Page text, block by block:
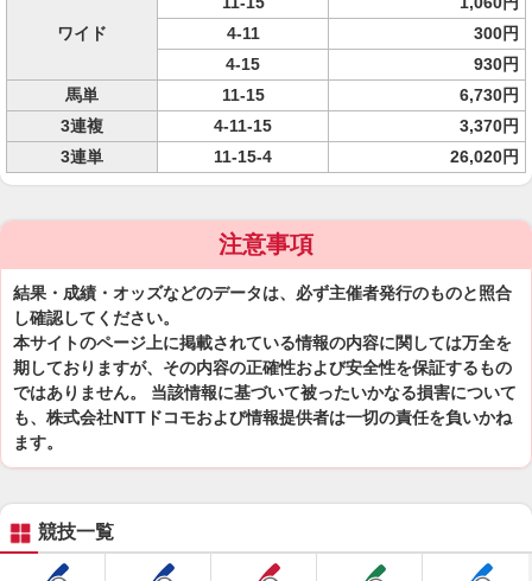
ワイド
4-11
300円
4-15
930円
馬単
11-15
6,730円
3連複
4-11-15
3,370円
3連単
11-15-4 26,020円
注意事項
結果・成績・オッズなどのデータは、必ず主催者発行のものと照合
し確認してください。
本サイトのページ上に掲載されている情報の内容に関しては万全を
期しておりますが、その内容の正確性および安全性を保証するもの
ではありません。 当該情報に基づいて被ったいかなる損害について
も、株式会社NTTドコモおよび情報提供者は一切の責任を負いかね
ます。
競技一覧